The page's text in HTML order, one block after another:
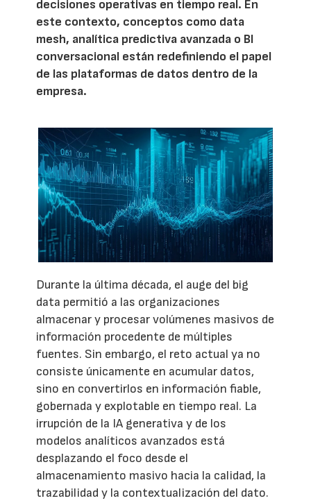
decisiones operativas en tiempo real. En
este contexto, conceptos como data
mesh, analítica predictiva avanzada o BI
conversacional están redefiniendo el papel
de las plataformas de datos dentro de la
empresa.
Durante la última década, el auge del big
data permitió a las organizaciones
almacenar y procesar volúmenes masivos de
información procedente de múltiples
fuentes. Sin embargo, el reto actual ya no
consiste únicamente en acumular datos,
sino en convertirlos en información fiable,
gobernada y explotable en tiempo real. La
irrupción de la IA generativa y de los
modelos analíticos avanzados está
desplazando el foco desde el
almacenamiento masivo hacia la calidad, la
trazabilidad y la contextualización del dato.